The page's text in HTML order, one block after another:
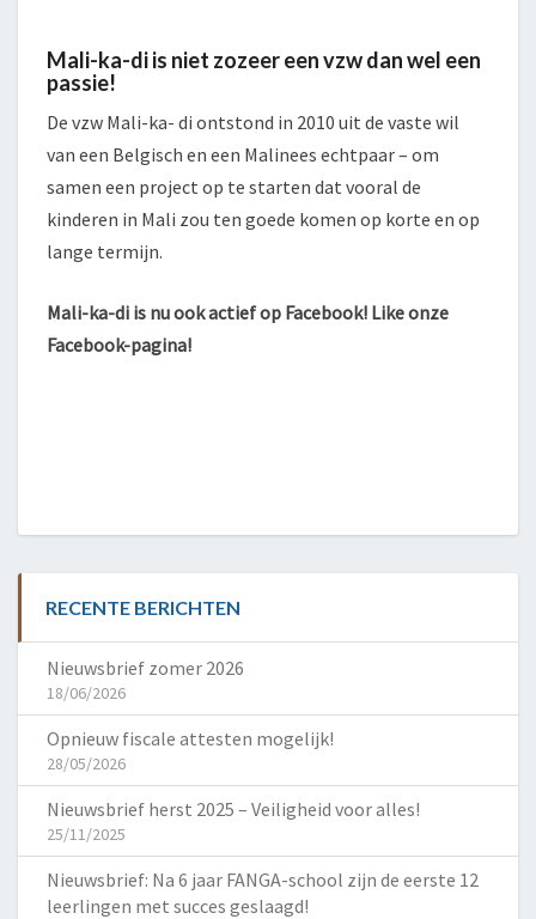
Mali-ka-di is niet zozeer een vzw dan wel een
passie!
De vzw Mali-ka- di ontstond in 2010 uit de vaste wil
van een Belgisch en een Malinees echtpaar – om
samen een project op te starten dat vooral de
kinderen in Mali zou ten goede komen op korte en op
lange termijn.
Mali-ka-di is nu ook actief op Facebook! Like onze
Facebook-pagina!
RECENTE BERICHTEN
Nieuwsbrief zomer 2026
18/06/2026
Opnieuw fiscale attesten mogelijk!
28/05/2026
Nieuwsbrief herst 2025 – Veiligheid voor alles!
25/11/2025
Nieuwsbrief: Na 6 jaar FANGA-school zijn de eerste 12
leerlingen met succes geslaagd!